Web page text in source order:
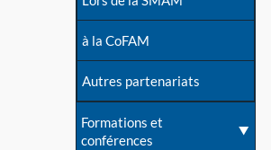
à la CoFAM
Autres partenariats
Formations et
conférences